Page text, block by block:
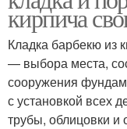
кирпича
Кладка барбекю из
— выбора места,
сооружения
с установкой всех
трубы, облицовки